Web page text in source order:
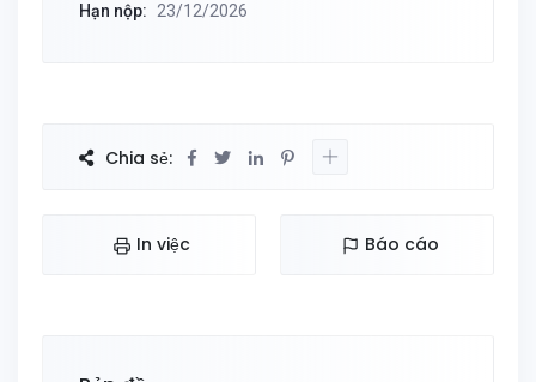
Hạn nộp: 23/12/2026
Chia sẻ:
In việc Báo cáo